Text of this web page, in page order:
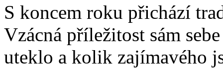
S koncem roku přichází
Vzácná příležitost sám
uteklo a kolik zajímavého